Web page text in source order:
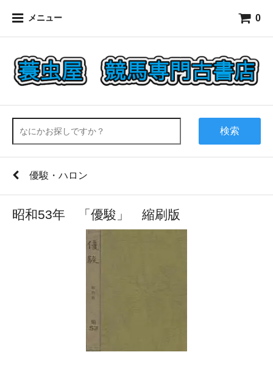
メニュー 0
検索
優駿・ハロン
昭和53年 「優駿」 縮刷版